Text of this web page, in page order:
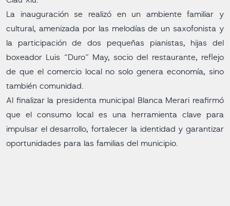
La inauguración se realizó en un ambiente familiar y
cultural, amenizada por las melodías de un saxofonista y
la participación de dos pequeñas pianistas, hijas del
boxeador Luis “Duro” May, socio del restaurante, reflejo
de que el comercio local no solo genera economía, sino
también comunidad.
Al finalizar la presidenta municipal Blanca Merari reafirmó
que el consumo local es una herramienta clave para
impulsar el desarrollo, fortalecer la identidad y garantizar
oportunidades para las familias del municipio.